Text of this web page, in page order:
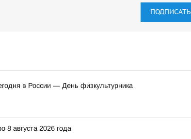
в России — День физкультурника
8 августа 2026 года